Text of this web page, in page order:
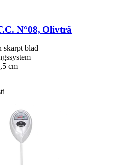
N°08, Olivträ
skarpt blad
cm